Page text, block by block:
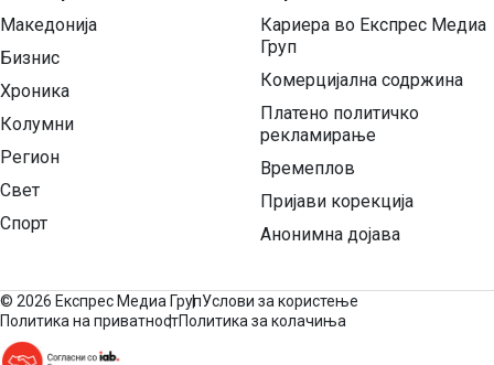
Македонија
Бизнис
Хроника
Колумни
Регион
Свет
Спорт
Кариера во Експрес Медиа
Груп
Комерцијална содржина
Платено политичко
рекламирање
Времеплов
Пријави корекција
Анонимна дојава
© 2026 Експрес Медиа ГрупУслови за користење
Политика на приватностПолитика за колачиња